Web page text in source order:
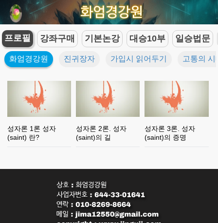
프로필 강좌구매 기본논강 대승10부 일승법문
화엄경강원 진귀장자 가입시 읽어두기 고통의 시
성자론 1론 성자
(saint) 란?
성자론 2론. 성자
(saint)의 길
성자론 3론. 성자
(saint)의 증명